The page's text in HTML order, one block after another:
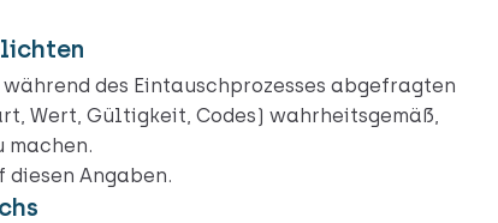
des Eintauschprozesses abgefragten
Wert, Gültigkeit, Codes) wahrheitsgemäß,
machen.
diesen Angaben.